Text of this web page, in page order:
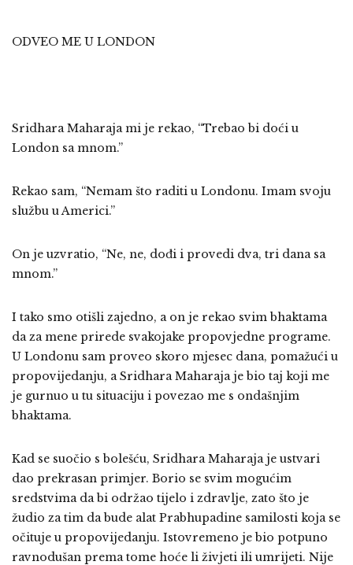
ODVEO ME U LONDON
Sridhara Maharaja mi je rekao, “Trebao bi doći u
London sa mnom.”
Rekao sam, “Nemam što raditi u Londonu. Imam svoju
službu u Americi.”
On je uzvratio, “Ne, ne, dođi i provedi dva, tri dana sa
mnom.”
I tako smo otišli zajedno, a on je rekao svim bhaktama
da za mene prirede svakojake propovjedne programe.
U Londonu sam proveo skoro mjesec dana, pomažući u
propovijedanju, a Sridhara Maharaja je bio taj koji me
je gurnuo u tu situaciju i povezao me s ondašnjim
bhaktama.
Kad se suočio s bolešću, Sridhara Maharaja je ustvari
dao prekrasan primjer. Borio se svim mogućim
sredstvima da bi održao tijelo i zdravlje, zato što je
žudio za tim da bude alat Prabhupadine samilosti koja se
očituje u propovijedanju. Istovremeno je bio potpuno
ravnodušan prema tome hoće li živjeti ili umrijeti. Nije